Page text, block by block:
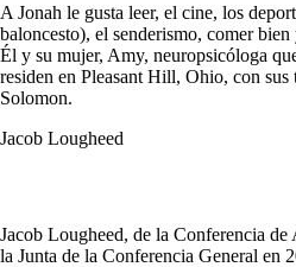
A Jonah le gusta leer, el cine, los
baloncesto), el senderismo, comer
Él y su mujer, Amy, neuropsicóloga
residen en Pleasant Hill, Ohio, con sus
Solomon.
Jacob Lougheed
Jacob Lougheed, de la Conferencia
la Junta de la Conferencia General en